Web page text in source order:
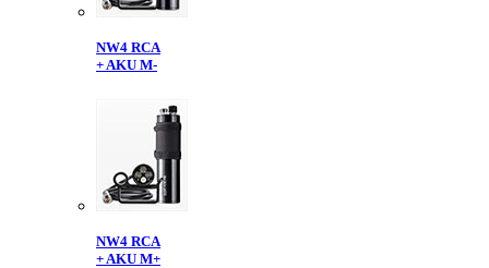
NW4 RCA
+ AKU M-
NW4 RCA
+ AKU M+